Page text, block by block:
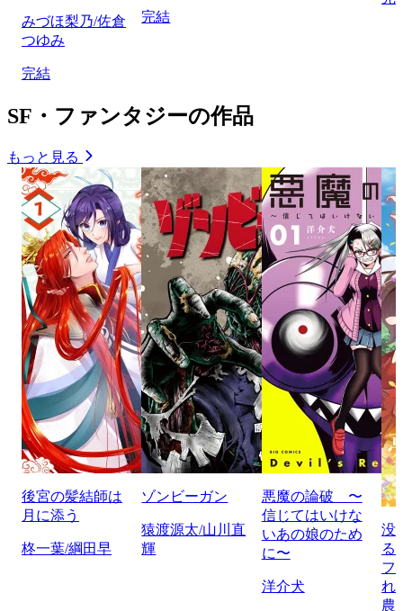
みづほ梨乃/佐倉
つゆみ
完結
完結
SF・ファンタジーの作品
もっと見る
後宮の髪結師は
月に添う
柊一葉/綱田早
ゾンビーガン
猿渡源太/山川直
輝
悪魔の論破 〜
信じてはいけな
いあの娘のため
に〜
洋介犬
没
る
フ
れ
農